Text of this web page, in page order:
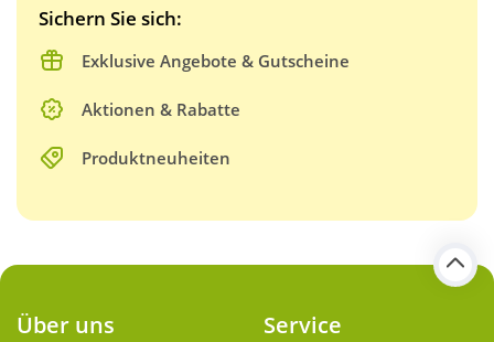
Sichern Sie sich:
Exklusive Angebote & Gutscheine
Aktionen & Rabatte
Produktneuheiten
Über uns Service